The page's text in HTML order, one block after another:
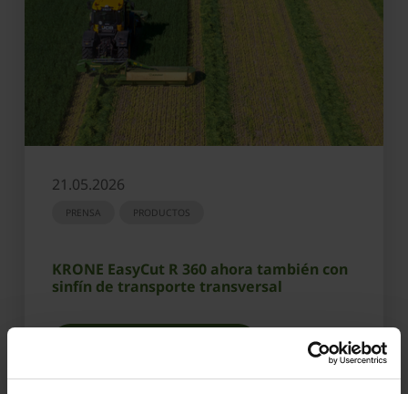
21.05.2026
PRENSA PRODUCTOS
KRONE EasyCut R 360 ahora también con
sinfín de transporte transversal